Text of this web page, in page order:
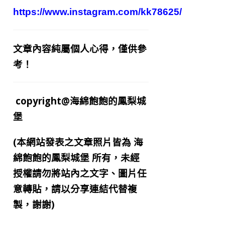
https://www.instagram.com/kk78625/
文章內容純屬個人心得，僅供參
考！
copyright@海綿飽飽的鳳梨城
堡
(本網站發表之文章照片皆為 海
綿飽飽的鳳梨城堡 所有，未經
授權請勿將站內之文字、圖片任
意轉貼，請以分享連結代替複
製，謝謝)